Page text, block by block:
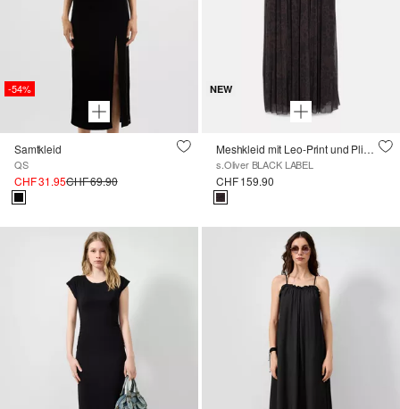
-54%
Samtkleid
QS
CHF 31.95CHF 69.90
NEW
Meshkleid mit Leo-Print und Plissee
s.Oliver BLACK LABEL
CHF 159.90